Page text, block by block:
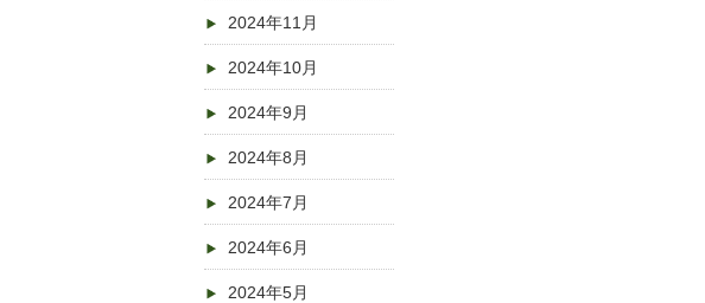
2024年11月
2024年10月
2024年9月
2024年8月
2024年7月
2024年6月
2024年5月